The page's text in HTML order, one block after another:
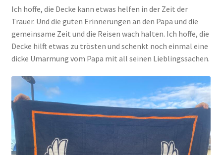
Ich hoffe, die Decke kann etwas helfen in der Zeit der
Trauer. Und die guten Erinnerungen an den Papa und die
gemeinsame Zeit und die Reisen wach halten. Ich hoffe, die
Decke hilft etwas zu trösten und schenkt noch einmal eine
dicke Umarmung vom Papa mit all seinen Lieblingssachen.